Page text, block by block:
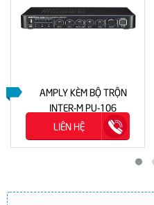
AMPLY KÈM BỘ TRỘN
INTER-M PU-106
LIÊN HỆ